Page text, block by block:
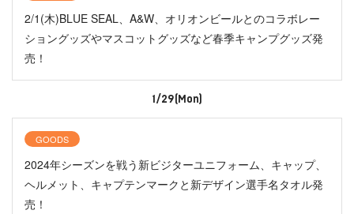
2/1(木)BLUE SEAL、A&W、オリオンビールとのコラボレー
ショングッズやマスコットグッズなど春季キャンプグッズ発
売！
1/29(Mon)
GOODS
2024年シーズンを戦う新ビジターユニフォーム、キャップ、
ヘルメット、キャプテンマークと新デザイン選手名タオル発
売！